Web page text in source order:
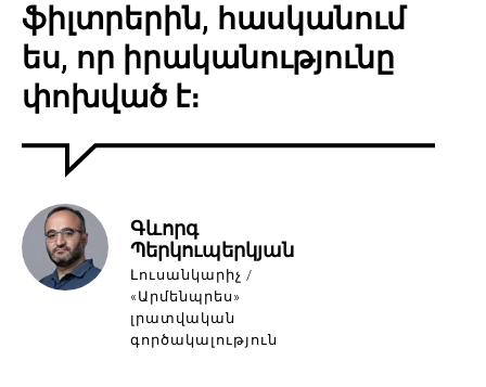
ֆիլտրերին, հասկանում
ես, որ իրականությունը
փոխված է։
Գևորգ
Պերկուպերկյան
Լուսանկարիչ /
«Արմենպրես»
լրատվական
գործակալություն